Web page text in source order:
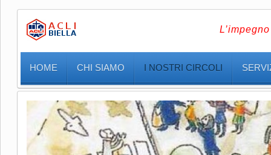
HOME CHI SIAMO I NOSTRI CIRCOLI